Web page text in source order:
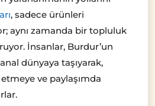
, sadece ürünleri
aynı zamanda bir topluluk
İnsanlar, Burdur’un
dünyaya taşıyarak,
ve paylaşımda